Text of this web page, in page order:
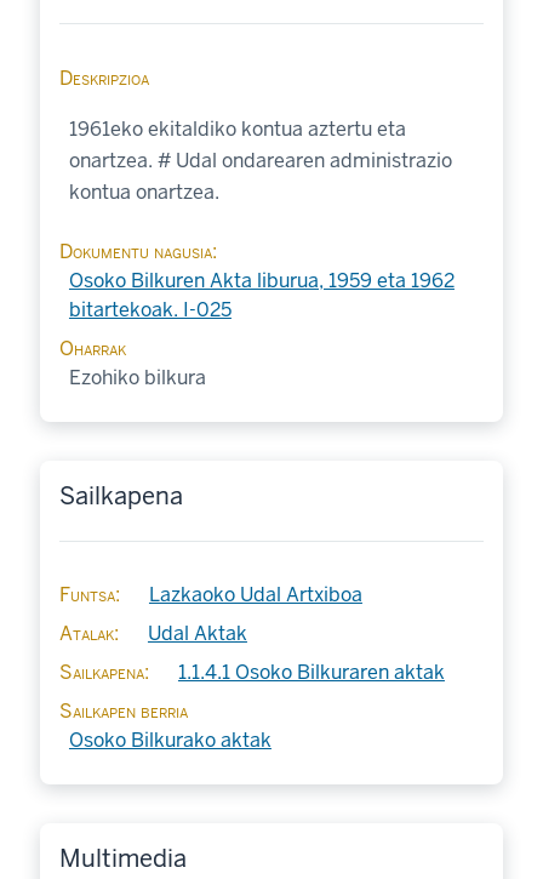
Deskripzioa
1961eko ekitaldiko kontua aztertu eta
onartzea. # Udal ondarearen administrazio
kontua onartzea.
Dokumentu nagusia
Osoko Bilkuren Akta liburua, 1959 eta 1962
bitartekoak. I-025
Oharrak
Ezohiko bilkura
Sailkapena
Funtsa
Lazkaoko Udal Artxiboa
Atalak
Udal Aktak
Sailkapena
1.1.4.1 Osoko Bilkuraren aktak
Sailkapen berria
Osoko Bilkurako aktak
Multimedia